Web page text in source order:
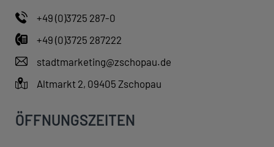
+49 (0)3725 287-0
+49 (0)3725 287222
stadtmarketing@zschopau.de
Altmarkt 2, 09405 Zschopau
ÖFFNUNGSZEITEN